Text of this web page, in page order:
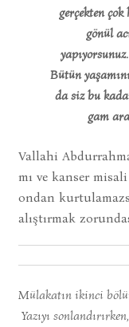
gerçekten
gönül
Bütün
da siz bu
gam
Vallahi
mı ve kanser
ondan
alıştırmak
Mülakatın ikinci
Yazıyı